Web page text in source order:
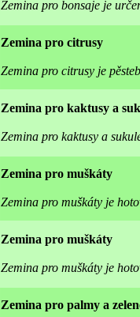
Zemina pro bonsaje je
Zemina pro citrusy
Zemina pro citrusy je
Zemina pro kaktusy a
Zemina pro kaktusy a
Zemina pro muškáty
Zemina pro muškáty je
Zemina pro muškáty
Zemina pro muškáty je
Zemina pro palmy a